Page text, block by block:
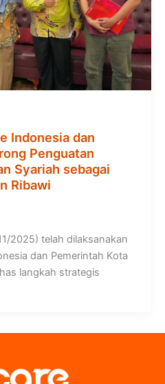
Indonesia dan
Penguatan
Syariah sebagai
Ribawi
2025) telah dilaksanakan
dan Pemerintah Kota
langkah strategis